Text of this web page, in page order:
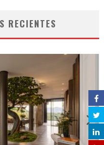
RECIENTES